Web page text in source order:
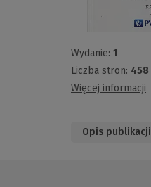
Wydanie: 1
Liczba stron: 458
Więcej informacji
Opis publikacji